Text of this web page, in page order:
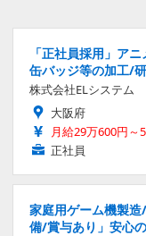
「正社員採用」ア
缶バッジ等の加工/
株式会社ELシステム
大阪府
月給29万600円～
正社員
家庭用ゲーム機製
備/賞与あり」安心